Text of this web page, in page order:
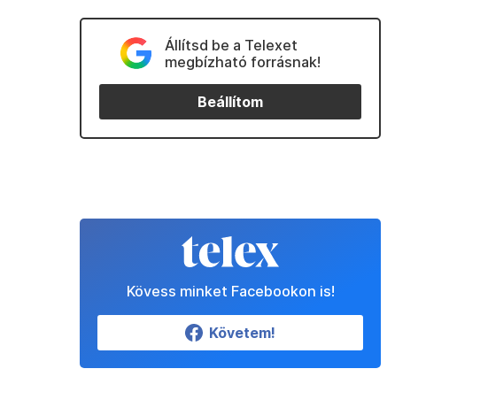
Állítsd be a Telexet
megbízható forrásnak!
Beállítom
Kövess minket Facebookon is!
Követem!